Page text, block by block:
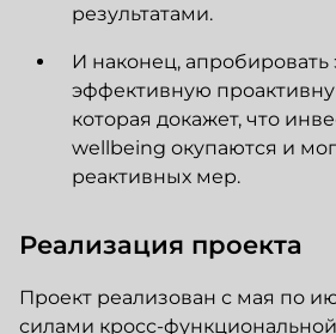
результатами.
И наконец,
эффективную
которая докажет, что
wellbeing окупаются и
реактивных мер.
Реализация проекта
Проект реализован с мая по
силами кросс-